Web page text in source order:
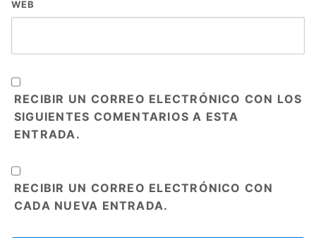
WEB
RECIBIR UN CORREO ELECTRÓNICO CON LOS
SIGUIENTES COMENTARIOS A ESTA
ENTRADA.
RECIBIR UN CORREO ELECTRÓNICO CON
CADA NUEVA ENTRADA.